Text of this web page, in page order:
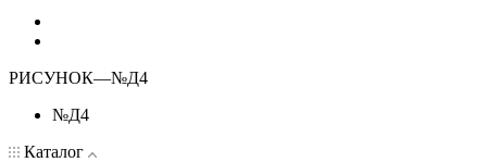
РИСУНОК—№Д4
№Д4
Каталог